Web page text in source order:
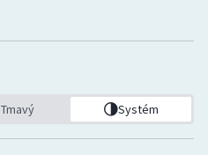
Tmavý Systém